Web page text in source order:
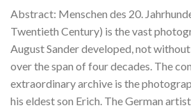
Abstract: Menschen des 20.
Twentieth Century) is the vast
August Sander developed, not
over the span of four decades. The
extraordinary archive is the
his eldest son Erich. The German